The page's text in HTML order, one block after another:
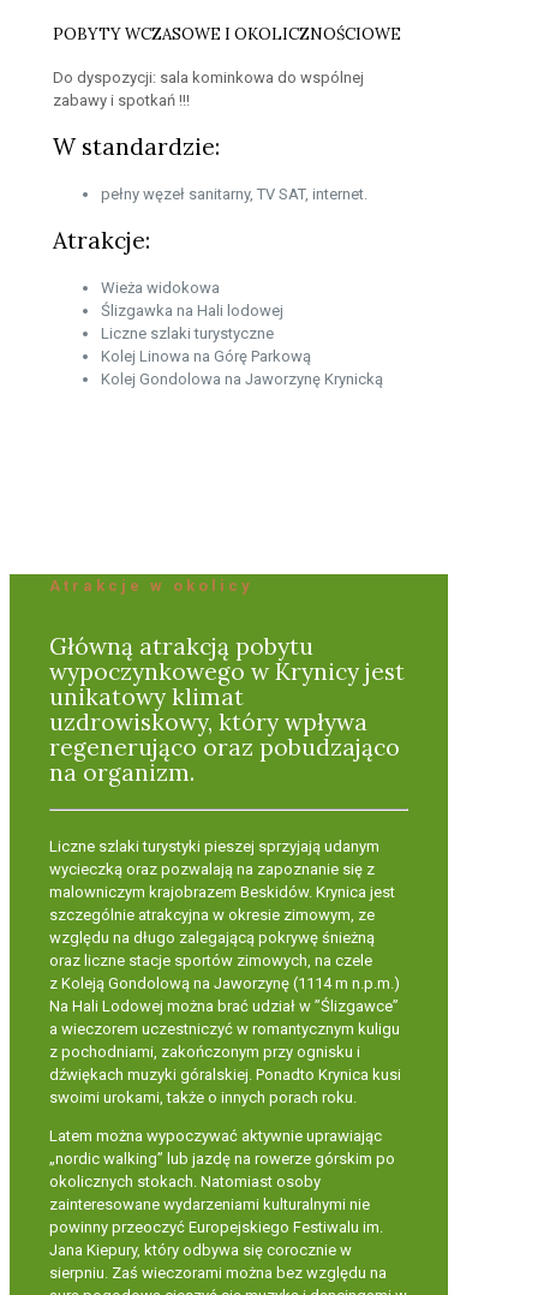
POBYTY WCZASOWE I OKOLICZNOŚCIOWE
Do dyspozycji: sala kominkowa do wspólnej
zabawy i spotkań !!!
W standardzie:
pełny węzeł sanitarny, TV SAT, internet.
Atrakcje:
Wieża widokowa
Ślizgawka na Hali lodowej
Liczne szlaki turystyczne
Kolej Linowa na Górę Parkową
Kolej Gondolowa na Jaworzynę Krynicką
Atrakcje w okolicy
Główną atrakcją pobytu
wypoczynkowego w Krynicy jest
unikatowy klimat
uzdrowiskowy, który wpływa
regenerująco oraz pobudzająco
na organizm.
Liczne szlaki turystyki pieszej sprzyjają udanym
wycieczką oraz pozwalają na zapoznanie się z
malowniczym krajobrazem Beskidów. Krynica jest
szczególnie atrakcyjna w okresie zimowym, ze
względu na długo zalegającą pokrywę śnieżną
oraz liczne stacje sportów zimowych, na czele
z Koleją Gondolową na Jaworzynę (1114 m n.p.m.)
Na Hali Lodowej można brać udział w ”Ślizgawce”
a wieczorem uczestniczyć w romantycznym kuligu
z pochodniami, zakończonym przy ognisku i
dźwiękach muzyki góralskiej. Ponadto Krynica kusi
swoimi urokami, także o innych porach roku.
Latem można wypoczywać aktywnie uprawiając
„nordic walking” lub jazdę na rowerze górskim po
okolicznych stokach. Natomiast osoby
zainteresowane wydarzeniami kulturalnymi nie
powinny przeoczyć Europejskiego Festiwalu im.
Jana Kiepury, który odbywa się corocznie w
sierpniu. Zaś wieczorami można bez względu na